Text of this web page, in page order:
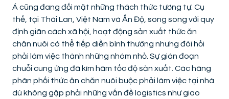
Á cũng đang đối mặt những thách thức tương tự. Cụ
thể, tại Thái Lan, Việt Nam và Ấn Độ, song song với quy
định giãn cách xã hội, hoạt động sản xuất thức ăn
chăn nuôi có thể tiếp diễn bình thường nhưng đòi hỏi
phải làm việc thành những nhóm nhỏ. Sự gián đoạn
chuỗi cung ứng đã kìm hãm tốc độ sản xuất. Các hãng
phân phối thức ăn chăn nuôi buộc phải làm việc tại nhà
dù không gặp phải những vấn đề logistics như giao